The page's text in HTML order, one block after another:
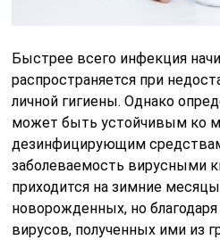
Быстрее всего инфекция
распространяется при
личной гигиены. Однако
может быть устойчивым ко
дезинфицирующим
заболеваемость вирусными
приходится на зимние
новорожденных, но
вирусов, полученных ими из